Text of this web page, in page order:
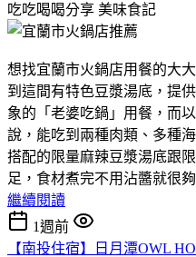
吃吃喝喝分享 美味食記
想找宜蘭市火鍋店用餐的大
到這間有特色豆漿湯底，提
象的「老婆吃鍋」用餐，而
說，能吃到兩種肉類、多種
搭配的限量麻辣豆漿湯底跟
足，食材煮完不用沾醬就很夠
繼續閱讀
1週前
【南投住宿】日月潭OWL